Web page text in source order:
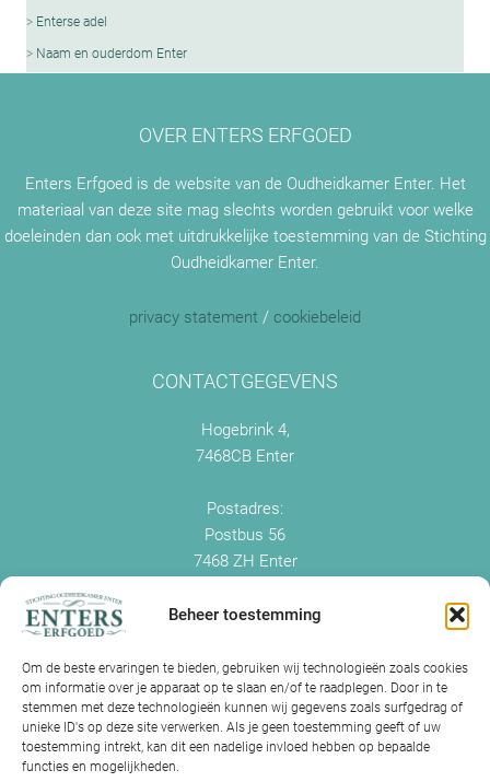
Beheer toestemming
Om de beste ervaringen te bieden, gebruiken wij technologieën zoals cookies
om informatie over je apparaat op te slaan en/of te raadplegen. Door in te
stemmen met deze technologieën kunnen wij gegevens zoals surfgedrag of
unieke ID's op deze site verwerken. Als je geen toestemming geeft of uw
toestemming intrekt, kan dit een nadelige invloed hebben op bepaalde
functies en mogelijkheden.
Enterse adel
Naam en ouderdom Enter
OVER ENTERS ERFGOED
Enters Erfgoed is de website van de Oudheidkamer Enter. Het
materiaal van deze site mag slechts worden gebruikt voor welke
doeleinden dan ook met uitdrukkelijke toestemming van de Stichting
Oudheidkamer Enter.
privacy statement / cookiebeleid
CONTACTGEGEVENS
Hogebrink 4,
7468CB Enter
Postadres:
Postbus 56
7468 ZH Enter
info@enterserfgoed.nl
IK HEB OUDE FOTO'S
Is Historisch Enter daarin geïnteresseerd?
Jazeker! Hebt u oude foto’s of videos van Enter? Dan kunt u contact